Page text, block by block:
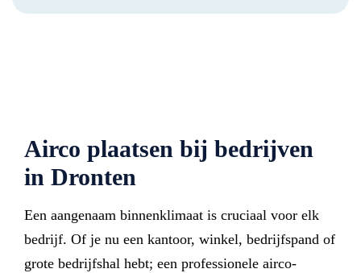
Airco plaatsen bij bedrijven
in Dronten
Een aangenaam binnenklimaat is cruciaal voor elk
bedrijf. Of je nu een kantoor, winkel, bedrijfspand of
grote bedrijfshal hebt; een professionele airco-